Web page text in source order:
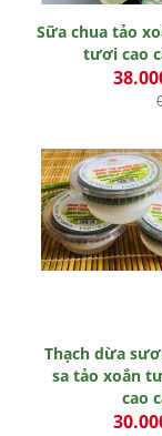
Sữa chua tảo
tươi cao
Thạch dừa
sa tảo xoắn
cao